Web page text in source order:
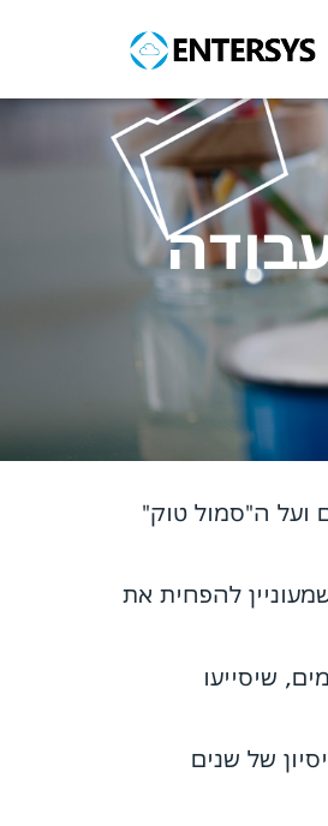
ועל ה"סמול טוק"
להפחית את
שיסייעו
של שנים